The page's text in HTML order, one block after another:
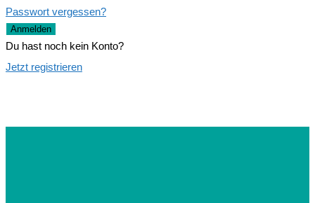
Passwort vergessen?
Anmelden
Du hast noch kein Konto?
Jetzt registrieren